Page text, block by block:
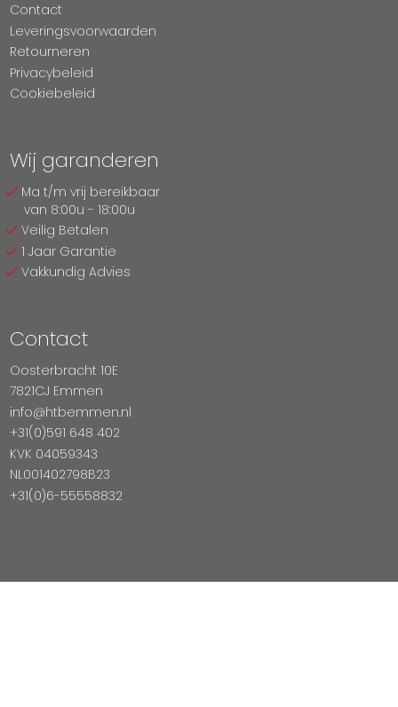
Contact
Leveringsvoorwaarden
Retourneren
Privacybeleid
Cookiebeleid
Wij garanderen
Ma t/m vrij bereikbaar
van 8:00u - 18:00u
Veilig Betalen
1 Jaar Garantie
Vakkundig Advies
Contact
Oosterbracht 10E
7821CJ Emmen
info@htbemmen.nl
+31(0)591 648 402
KVK 04059343
NL001402798B23
+31(0)6-55558832